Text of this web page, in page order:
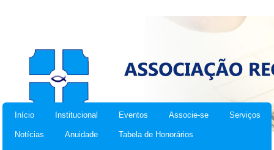
Início Institucional Eventos Associe-se Serviços
Notícias Anuidade Tabela de Honorários